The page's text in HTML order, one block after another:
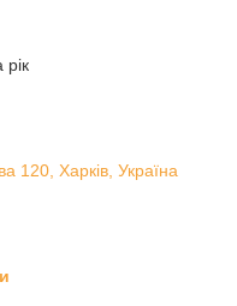
рік
120, Харків, Україна